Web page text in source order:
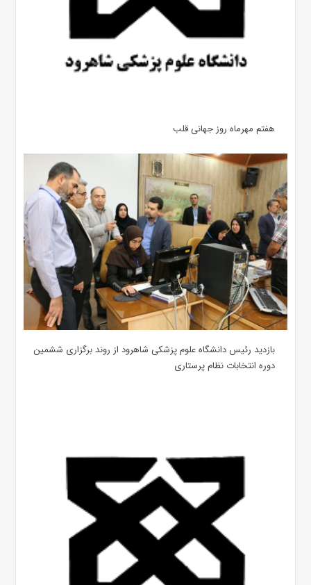
هفتم مهرماه روز جهانی قلب
بازدید رئیس دانشگاه علوم پزشکی شاهرود از روند برگزاری ششمین
دوره انتخابات نظام پرستاری